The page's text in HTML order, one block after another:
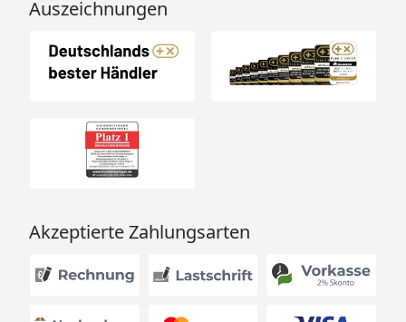
Auszeichnungen
Akzeptierte Zahlungsarten